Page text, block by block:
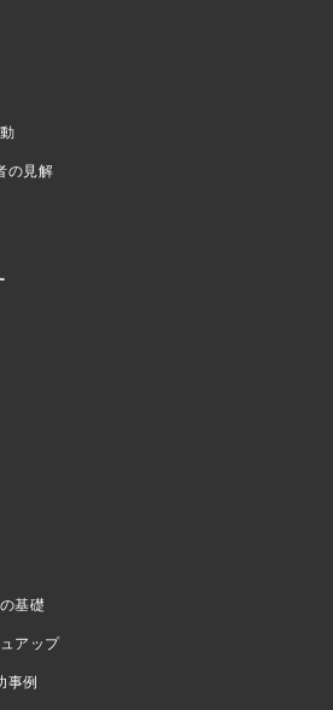
の見解
基礎
アップ
事例